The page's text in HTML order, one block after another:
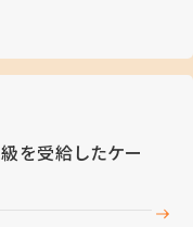
を受給したケー